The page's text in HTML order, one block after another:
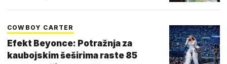
COWBOY CARTER
Efekt Beyonce: Potražnja za
kaubojskim šeširima raste 85